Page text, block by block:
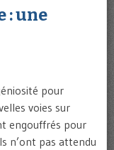
: une
pour
voies sur
engouffrés pour
n’ont pas attendu